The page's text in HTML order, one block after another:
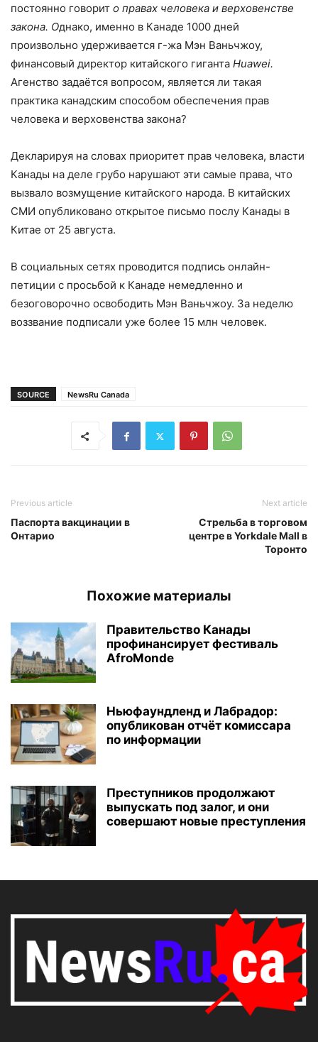
постоянно говорит о правах человека и верховенстве
закона. Однако, именно в Канаде 1000 дней
произвольно удерживается г-жа Мэн Ваньчжоу,
финансовый директор китайского гиганта Huawei.
Агенство задаётся вопросом, является ли такая
практика канадским способом обеспечения прав
человека и верховенства закона?
Декларируя на словах приоритет прав человека, власти
Канады на деле грубо нарушают эти самые права, что
вызвало возмущение китайского народа. В китайских
СМИ опубликовано открытое письмо послу Канады в
Китае от 25 августа.
В социальных сетях проводится подпись онлайн-
петиции с просьбой к Канаде немедленно и
безоговорочно освободить Мэн Ваньчжоу. За неделю
воззвание подписали уже более 15 млн человек.
SOURCE NewsRu Canada
Previous article
Паспорта вакцинации в
Онтарио
Next article
Стрельба в торговом
центре в Yorkdale Mall в
Торонто
Похожие материалы
Правительство Канады
профинансирует фестиваль
AfroMonde
Ньюфаундленд и Лабрадор:
опубликован отчёт комиссара
по информации
Преступников продолжают
выпускать под залог, и они
совершают новые преступления